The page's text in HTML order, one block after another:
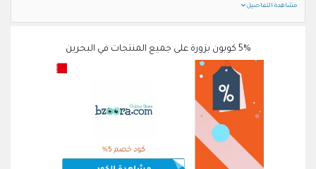
مشاهدة التفاصيل
5% كوبون بزورة على جميع المنتجات في البحرين